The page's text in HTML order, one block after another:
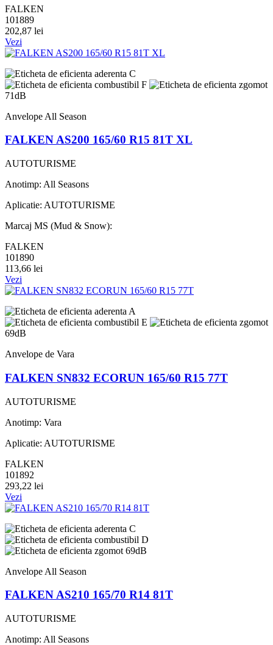
FALKEN
101889
202,87 lei
Vezi
C
F
71dB
Anvelope All Season
FALKEN AS200 165/60 R15 81T XL
AUTOTURISME
Anotimp: All Seasons
Aplicatie: AUTOTURISME
Marcaj MS (Mud & Snow):
FALKEN
101890
113,66 lei
Vezi
A
E
69dB
Anvelope de Vara
FALKEN SN832 ECORUN 165/60 R15 77T
AUTOTURISME
Anotimp: Vara
Aplicatie: AUTOTURISME
FALKEN
101892
293,22 lei
Vezi
C
D
69dB
Anvelope All Season
FALKEN AS210 165/70 R14 81T
AUTOTURISME
Anotimp: All Seasons